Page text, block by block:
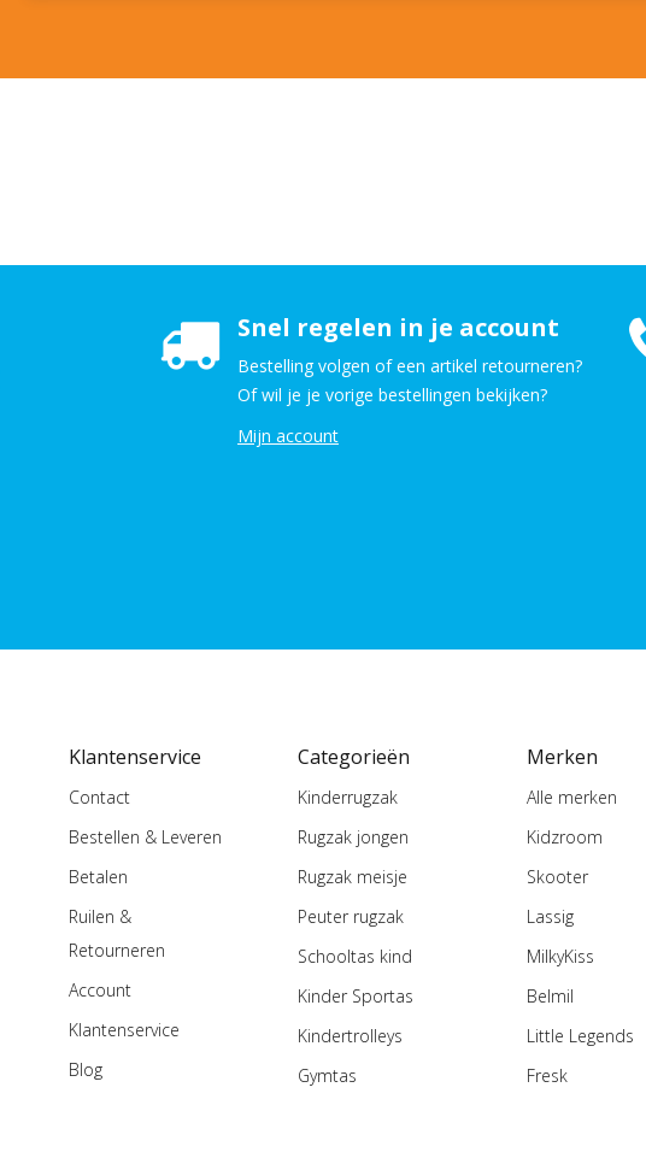
Snel regelen in je account
Bestelling volgen of een artikel retourneren?
Of wil je je vorige bestellingen bekijken?
Mijn account
Klantenservice
Contact
Bestellen & Leveren
Betalen
Ruilen &
Retourneren
Account
Klantenservice
Blog
Categorieën
Kinderrugzak
Rugzak jongen
Rugzak meisje
Peuter rugzak
Schooltas kind
Kinder Sportas
Kindertrolleys
Gymtas
Merken
Alle merken
Kidzroom
Skooter
Lassig
MilkyKiss
Belmil
Little Legends
Fresk